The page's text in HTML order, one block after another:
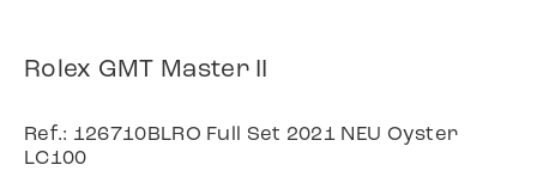
Rolex GMT Master II
Ref.: 126710BLRO Full Set 2021 NEU Oyster
LC100